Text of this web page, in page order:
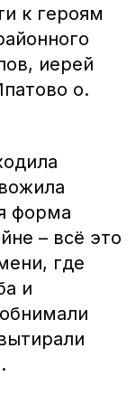
к героям
иерей
о.
форма
– всё это
где
и